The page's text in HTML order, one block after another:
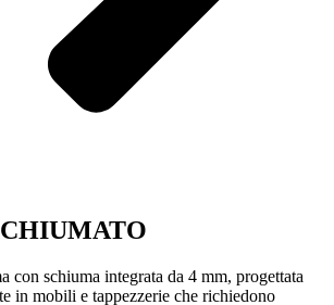
con schiuma integrata da 4 mm, progettata
in mobili e tappezzerie che richiedono